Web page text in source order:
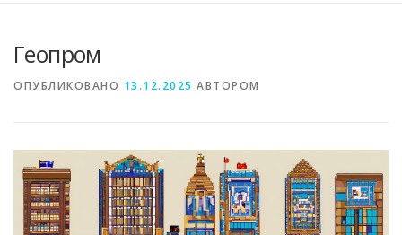
МЕТАЛЛЫ И ОКРУЖАЮЩАЯ СРЕДА
СВОЙСТВА МЕТАЛЛОВ СОРТА МЕТАЛЛОВ
Геопром
ОПУБЛИКОВАНО 13.12.2025 АВТОРОМ